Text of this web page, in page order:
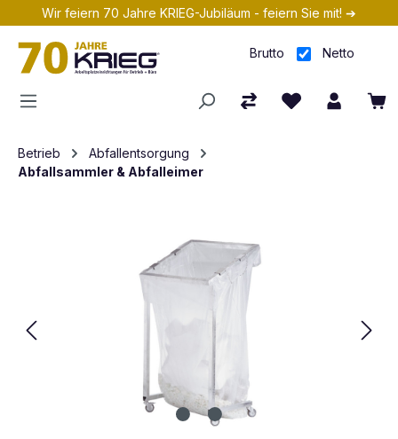
Zum Hauptinhalt springen
Wir feiern 70 Jahre KRIEG-Jubiläum - feiern Sie mit! ➔
Brutto Netto
Betrieb
Abfallentsorgung
Abfallsammler & Abfalleimer